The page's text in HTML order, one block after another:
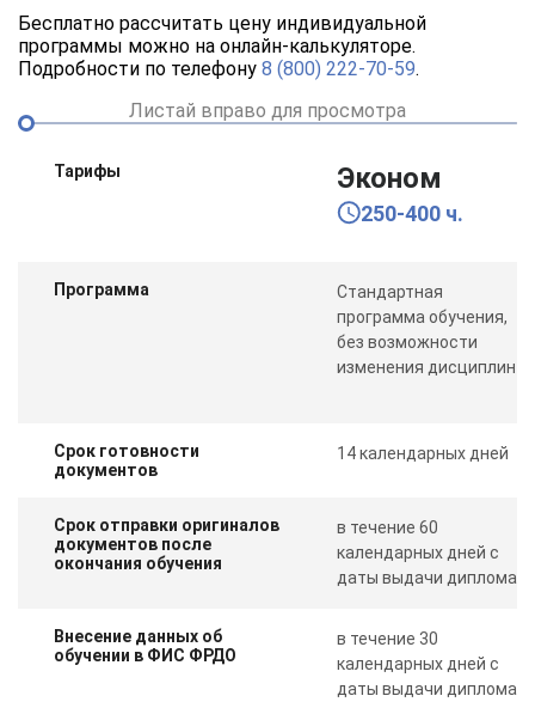
Бесплатно рассчитать цену индивидуальной
программы можно на онлайн-калькуляторе.
Подробности по телефону 8 (800) 222-70-59.
Листай вправо для просмотра
Тарифы Эконом
250-400 ч.
Программа
Стандартная
программа обучения,
без возможности
изменения дисциплин
Срок готовности
документов
14 календарных дней
Срок отправки оригиналов
документов после
окончания обучения
в течение 60
календарных дней с
даты выдачи диплома
Внесение данных об
обучении в ФИС ФРДО
в течение 30
календарных дней с
даты выдачи диплома